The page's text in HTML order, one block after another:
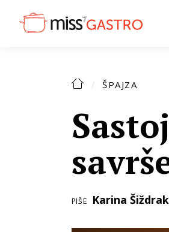
ŠPAJZA
PIŠE Karina Šiždrak